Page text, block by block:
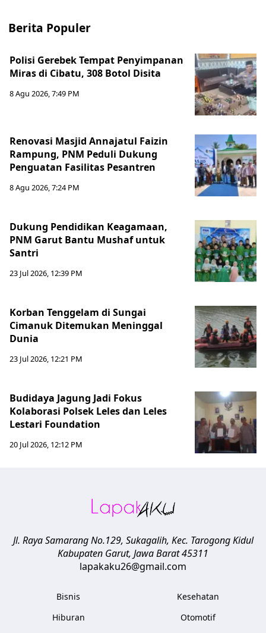
Berita Populer
Polisi Gerebek Tempat Penyimpanan
Miras di Cibatu, 308 Botol Disita
8 Agu 2026, 7:49 PM
Renovasi Masjid Annajatul Faizin
Rampung, PNM Peduli Dukung
Penguatan Fasilitas Pesantren
8 Agu 2026, 7:24 PM
Dukung Pendidikan Keagamaan,
PNM Garut Bantu Mushaf untuk
Santri
23 Jul 2026, 12:39 PM
Korban Tenggelam di Sungai
Cimanuk Ditemukan Meninggal
Dunia
23 Jul 2026, 12:21 PM
Budidaya Jagung Jadi Fokus
Kolaborasi Polsek Leles dan Leles
Lestari Foundation
20 Jul 2026, 12:12 PM
Jl. Raya Samarang No.129, Sukagalih, Kec. Tarogong Kidul
Kabupaten Garut, Jawa Barat45311
lapakaku26@gmail.com
Bisnis
Hiburan
Kesehatan
Otomotif